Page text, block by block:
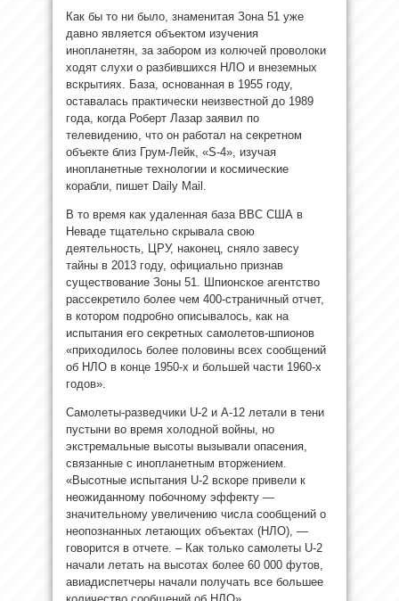
Как бы то ни было, знаменитая Зона 51 уже
давно является объектом изучения
инопланетян, за забором из колючей проволоки
ходят слухи о разбившихся НЛО и внеземных
вскрытиях. База, основанная в 1955 году,
оставалась практически неизвестной до 1989
года, когда Роберт Лазар заявил по
телевидению, что он работал на секретном
объекте близ Грум-Лейк, «S-4», изучая
инопланетные технологии и космические
корабли, пишет Daily Mail.
В то время как удаленная база ВВС США в
Неваде тщательно скрывала свою
деятельность, ЦРУ, наконец, сняло завесу
тайны в 2013 году, официально признав
существование Зоны 51. Шпионское агентство
рассекретило более чем 400-страничный отчет,
в котором подробно описывалось, как на
испытания его секретных самолетов-шпионов
«приходилось более половины всех сообщений
об НЛО в конце 1950-х и большей части 1960-х
годов».
Самолеты-разведчики U-2 и A-12 летали в тени
пустыни во время холодной войны, но
экстремальные высоты вызывали опасения,
связанные с инопланетным вторжением.
«Высотные испытания U-2 вскоре привели к
неожиданному побочному эффекту —
значительному увеличению числа сообщений о
неопознанных летающих объектах (НЛО), —
говорится в отчете. – Как только самолеты U-2
начали летать на высотах более 60 000 футов,
авиадиспетчеры начали получать все большее